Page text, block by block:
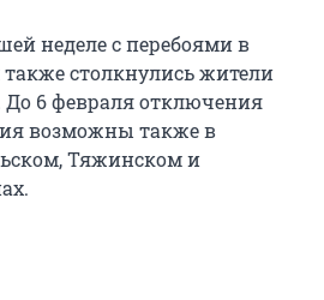
неделе с перебоями в
также столкнулись жители
6 февраля отключения
возможны также в
Тяжинском и